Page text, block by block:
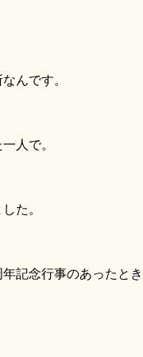
んです。
人で。
た。
記念行事のあったと